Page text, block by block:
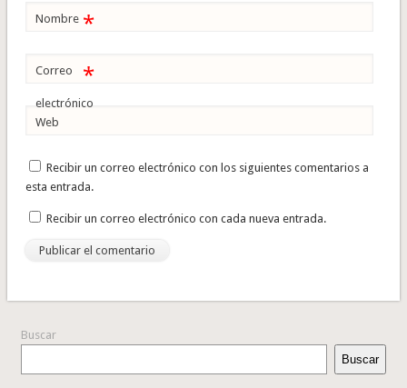
Nombre *
Correo
electrónico
*
Web
Recibir un correo electrónico con los siguientes comentarios a
esta entrada.
Recibir un correo electrónico con cada nueva entrada.
Buscar
Buscar